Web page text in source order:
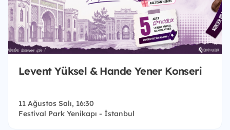
Levent Yüksel & Hande Yener Konseri
11 Ağustos Salı, 16:30
Festival Park Yenikapı - İstanbul